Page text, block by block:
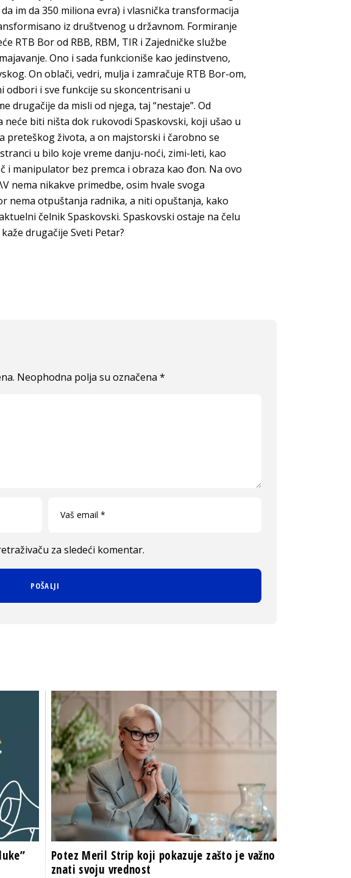
im da 350 miliona evra) i vlasnička transformacija
iz društvenog u državnom. Formiranje
RTB Bor od RBB, RBM, TIR i Zajedničke službe
Ono i sada funkcioniše kao jedinstveno,
On oblači, vedri, mulja i zamračuje RTB Bor-om,
odbori i sve funkcije su skoncentrisani u
drugačije da misli od njega, taj “nestaje”. Od
neće biti ništa dok rukovodi Spaskovski, koji ušao u
preteškog života, a on majstorski i čarobno se
u bilo koje vreme danju-noći, zimi-leti, kao
i manipulator bez premca i obraza kao đon. Na ovo
nema nikakve primedbe, osim hvale svoga
nema otpuštanja radnika, a niti opuštanja, kako
čelnik Spaskovski. Spaskovski ostaje na čelu
drugačije Sveti Petar?
Neophodna polja su označena *
za sledeći komentar.
Potez Meril Strip koji pokazuje zašto je važno
znati svoju vrednost